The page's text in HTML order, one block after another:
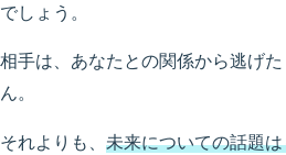
でしょう。
相手は、あなたとの関係から逃げ
ん。
それよりも、 未来についての話題